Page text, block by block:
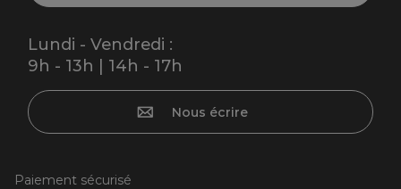
Lundi - Vendredi :
9h - 13h | 14h - 17h
Nous écrire
Paiement sécurisé